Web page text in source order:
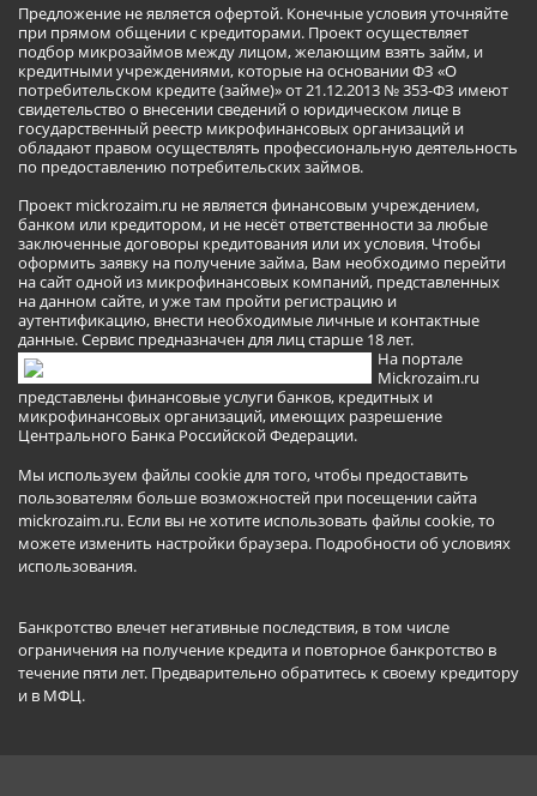
Предложение не является офертой. Конечные условия уточняйте
при прямом общении с кредиторами. Проект осуществляет
подбор микрозаймов между лицом, желающим взять займ, и
кредитными учреждениями, которые на основании ФЗ «О
потребительском кредите (займе)» от 21.12.2013 № 353-ФЗ имеют
свидетельство о внесении сведений о юридическом лице в
государственный реестр микрофинансовых организаций и
обладают правом осуществлять профессиональную деятельность
по предоставлению потребительских займов.
Проект mickrozaim.ru не является финансовым учреждением,
банком или кредитором, и не несёт ответственности за любые
заключенные договоры кредитования или их условия. Чтобы
оформить заявку на получение займа, Вам необходимо перейти
на сайт одной из микрофинансовых компаний, представленных
на данном сайте, и уже там пройти регистрацию и
аутентификацию, внести необходимые личные и контактные
данные. Сервис предназначен для лиц старше 18 лет.
На портале
Mickrozaim.ru
представлены финансовые услуги банков, кредитных и
микрофинансовых организаций, имеющих разрешение
Центрального Банка Российской Федерации.
Мы используем файлы cookie для того, чтобы предоставить
пользователям больше возможностей при посещении сайта
mickrozaim.ru. Если вы не хотите использовать файлы cookie, то
можете изменить настройки браузера. Подробности об условиях
использования.
Банкротство влечет негативные последствия, в том числе
ограничения на получение кредита и повторное банкротство в
течение пяти лет. Предварительно обратитесь к своему кредитору
и в МФЦ.